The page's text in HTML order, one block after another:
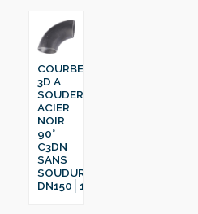
COURBE
3D A
SOUDER
ACIER
NOIR
90°
C3DN
SANS
SOUDURE
DN150│168.3